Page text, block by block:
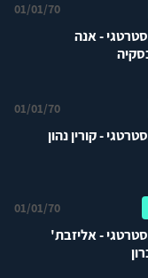
01/01/70
- אנה
01/01/70
- קורין נהון
01/01/70
- אליזבת'